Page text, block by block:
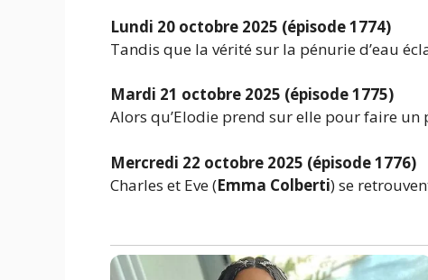
Lundi 20 octobre 2025 (épisode 1774)
Tandis que la vérité sur la pénurie d’eau
Mardi 21 octobre 2025 (épisode 1775)
Alors qu’Elodie prend sur elle pour faire un
Mercredi 22 octobre 2025 (épisode 1776)
Charles et Eve (Emma Colberti) se